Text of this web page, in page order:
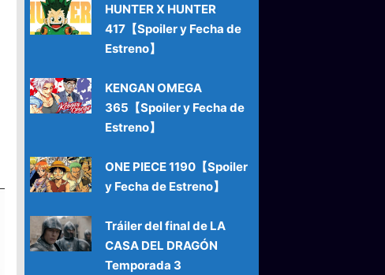
HUNTER X HUNTER
417【Spoiler y Fecha de
Estreno】
KENGAN OMEGA
365【Spoiler y Fecha de
Estreno】
ONE PIECE 1190【Spoiler
y Fecha de Estreno】
Tráiler del final de LA
CASA DEL DRAGÓN
Temporada 3